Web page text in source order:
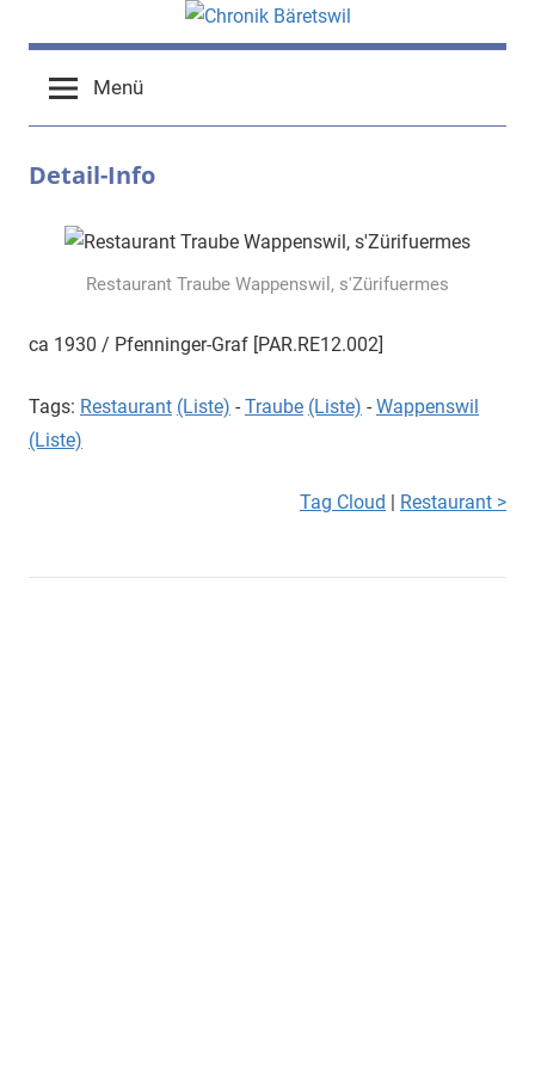
Inhalt
springenchronik-
baeretswil.ch
baeretswil.ch
Menü
Detail-Info
Restaurant Traube Wappenswil, s'Zürifuermes
ca 1930 / Pfenninger-Graf [PAR.RE12.002]
Tags: Restaurant (Liste) - Traube (Liste) - Wappenswil
(Liste)
Tag Cloud | Restaurant >